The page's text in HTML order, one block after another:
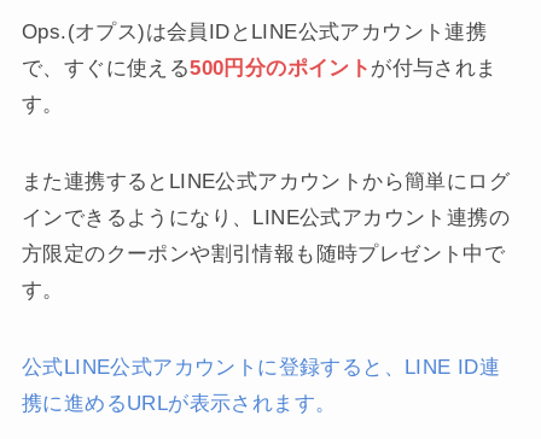
Ops.(オプス)は会員IDとLINE公式アカウント連携
で、すぐに使える500円分のポイント が付与されま
す。
また連携するとLINE公式アカウントから簡単にログ
インできるようになり、LINE公式アカウント連携の
方限定のクーポンや割引情報も随時プレゼント中で
す。
公式LINE公式アカウントに登録すると、LINE ID連
携に進めるURLが表示されます。